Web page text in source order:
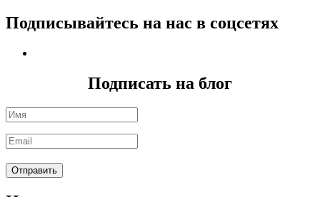
Подписывайтесь на нас в соцсетях
Подписать на блог